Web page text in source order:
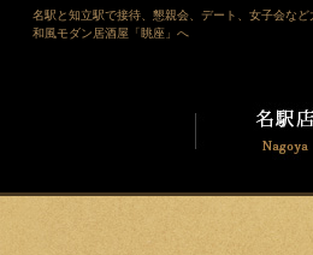
名駅と知立駅で接待、懇親会、デート、女子会な
和風モダン居酒屋「眺座」へ